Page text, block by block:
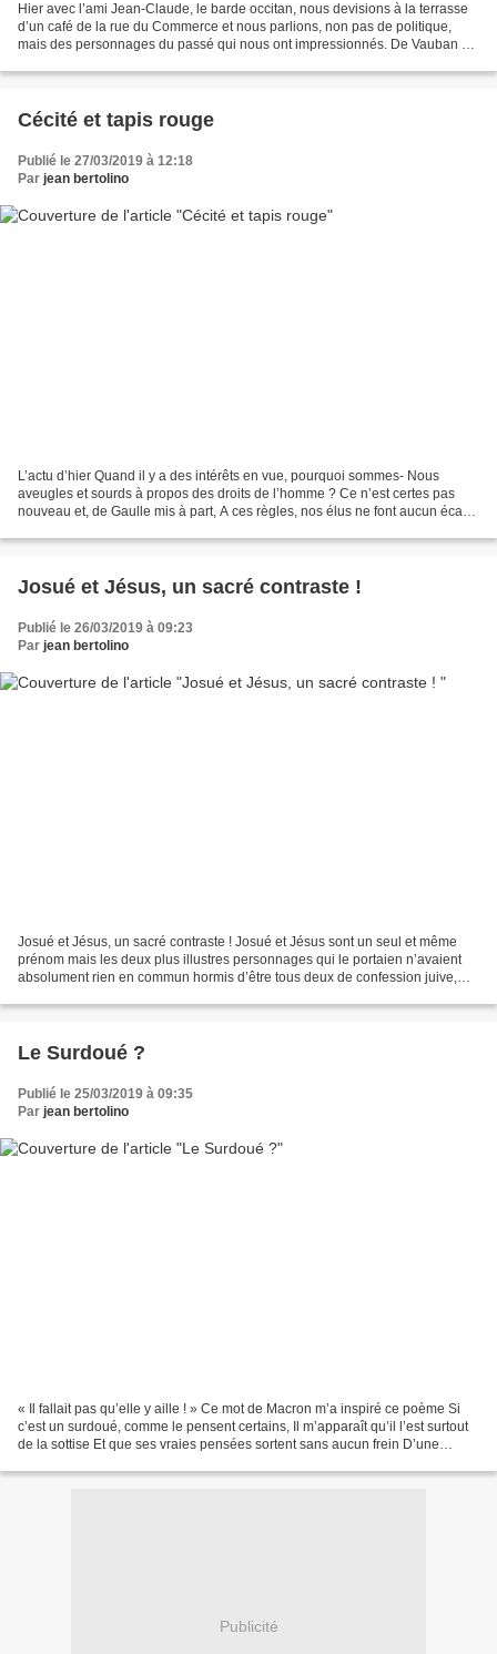
Hier avec l’ami Jean-Claude, le barde occitan, nous devisions à la terrasse
d’un café de la rue du Commerce et nous parlions, non pas de politique,
mais des personnages du passé qui nous ont impressionnés. De Vauban à
Cécité et tapis rouge
Publié le 27/03/2019 à 12:18
Par jean bertolino
L’actu d’hier Quand il y a des intérêts en vue, pourquoi sommes- Nous
aveugles et sourds à propos des droits de l’homme ? Ce n’est certes pas
nouveau et, de Gaulle mis à part, A ces règles, nos élus ne font aucun écart.
Josué et Jésus, un sacré contraste !
Publié le 26/03/2019 à 09:23
Par jean bertolino
Josué et Jésus, un sacré contraste ! Josué et Jésus sont un seul et même
prénom mais les deux plus illustres personnages qui le portaien n’avaient
absolument rien en commun hormis d’être tous deux de confession juive,
Le Surdoué ?
Publié le 25/03/2019 à 09:35
Par jean bertolino
« Il fallait pas qu’elle y aille ! » Ce mot de Macron m’a inspiré ce poème Si
c’est un surdoué, comme le pensent certains, Il m’apparaît qu’il l’est surtout
de la sottise Et que ses vraies pensées sortent sans aucun frein D’une
Publicité